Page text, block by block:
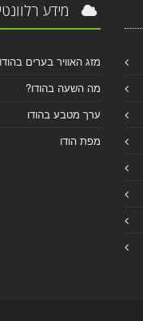
מידע רלוונטי
מזג האוויר בערים בהודו
מה השעה בהודו?
ערך מטבע בהודו
מפת הודו